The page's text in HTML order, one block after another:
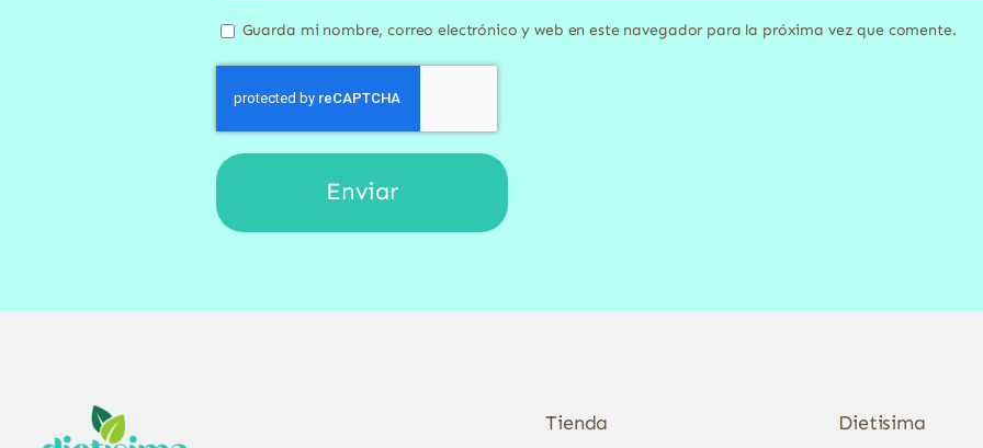
Guarda mi nombre, correo electrónico y web en este navegador para la próxima vez que comente.
Tienda Dietisima